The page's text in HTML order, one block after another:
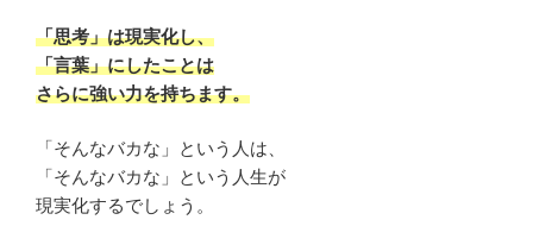
「思考」は現実化し、
「言葉」にしたことは
さらに強い力を持ちます。
「そんなバカな」という人は、
「そんなバカな」という人生が
現実化するでしょう。